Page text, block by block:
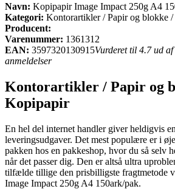
Navn: Kopipapir Image Impact 250g A4
Kategori: Kontorartikler / Papir og blokke
Producent:
Varenummer: 1361312
EAN: 3597320130915Vurderet til 4.7 ud
anmeldelser
Kontorartikler / Papir og
Kopipapir
En hel del internet handler giver heldigvis
leveringsudgaver. Det mest populære er i
pakken hos en pakkeshop, hvor du så selv
når det passer dig. Den er altså ultra
tilfælde tillige den prisbilligste fragtmetode
Image Impact 250g A4 150ark/pak.